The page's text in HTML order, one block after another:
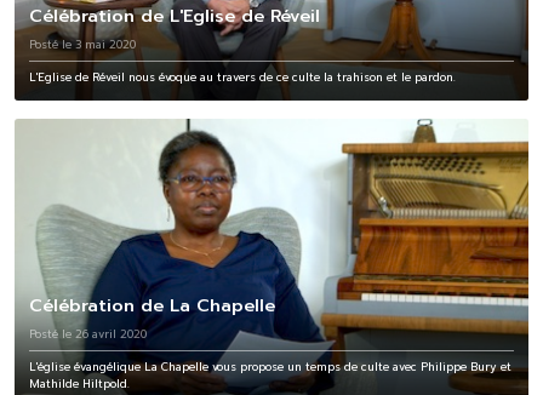
Célébration de L'Eglise de Réveil
Posté le 3 mai 2020
L'Eglise de Réveil nous évoque au travers de ce culte la trahison et le pardon.
Célébration de La Chapelle
Posté le 26 avril 2020
L'église évangélique La Chapelle vous propose un temps de culte avec Philippe Bury et
Mathilde Hiltpold.